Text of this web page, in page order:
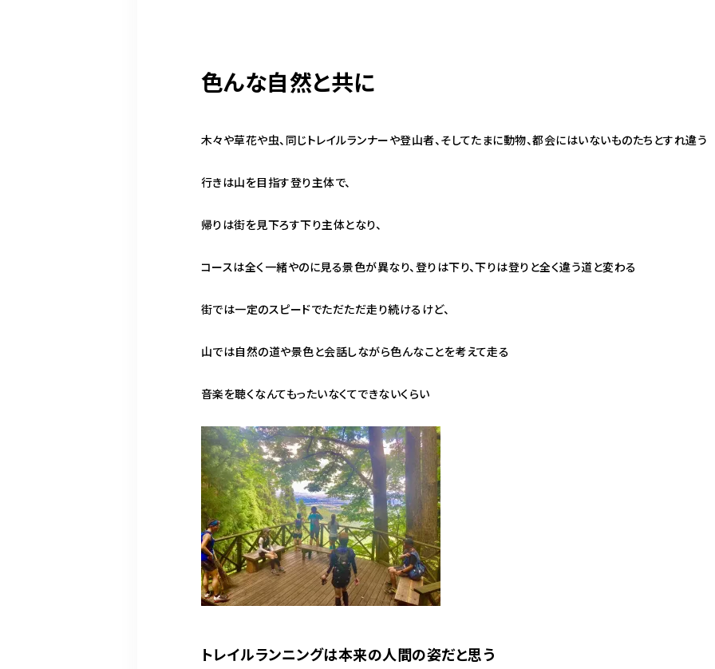
色んな自然と共に
木々や草花や虫、同じトレイルランナーや登山者、そしてたまに動物、都会にはいないものたちとすれ違う
行きは山を目指す登り主体で、
帰りは街を見下ろす下り主体となり、
コースは全く一緒やのに見る景色が異なり、登りは下り、下りは登りと全く違う道と変わる
街では一定のスピードでただただ走り続けるけど、
山では自然の道や景色と会話しながら色んなことを考えて走る
音楽を聴くなんてもったいなくてできないくらい
トレイルランニングは本来の人間の姿だと思う